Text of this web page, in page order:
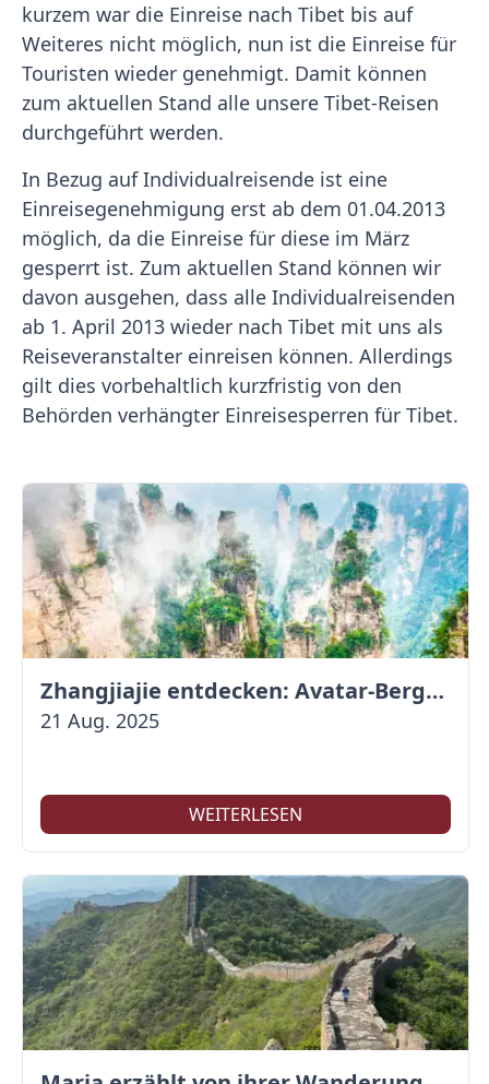
kurzem war die Einreise nach Tibet bis auf
Weiteres nicht möglich, nun ist die Einreise für
Touristen wieder genehmigt. Damit können
zum aktuellen Stand alle unsere Tibet-Reisen
durchgeführt werden.
In Bezug auf Individualreisende ist eine
Einreisegenehmigung erst ab dem 01.04.2013
möglich, da die Einreise für diese im März
gesperrt ist. Zum aktuellen Stand können wir
davon ausgehen, dass alle Individualreisenden
ab 1. April 2013 wieder nach Tibet mit uns als
Reiseveranstalter einreisen können. Allerdings
gilt dies vorbehaltlich kurzfristig von den
Behörden verhängter Einreisesperren für Tibet.
Zhangjiajie entdecken: Avatar-Berge & Altstadt von Fenghuang
21 Aug. 2025
WEITERLESEN